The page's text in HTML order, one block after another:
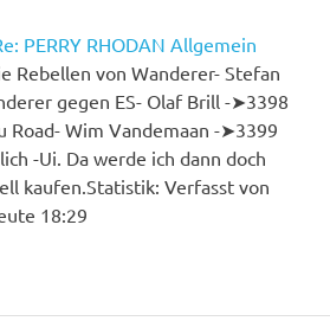
PERRY RHODAN Allgemein
Rebellen von Wanderer- Stefan
gegen ES- Olaf Brill -➤︎3398
Road- Wim Vandemaan -➤︎3399
-Ui. Da werde ich dann doch
kaufen.Statistik: Verfasst von
18:29